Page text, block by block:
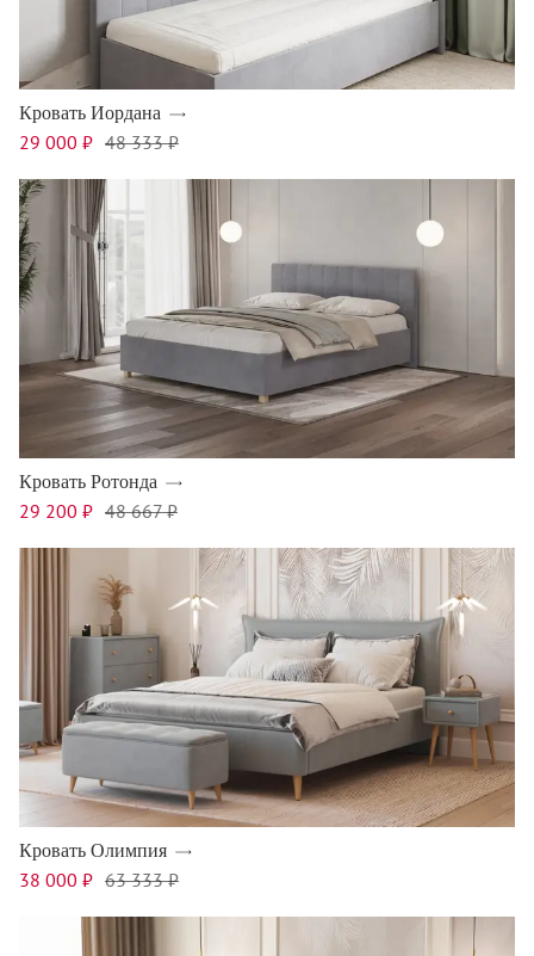
Кровать Иордана
29 000 ₽ 48 333 ₽
Кровать Ротонда
29 200 ₽ 48 667 ₽
Кровать Олимпия
38 000 ₽ 63 333 ₽